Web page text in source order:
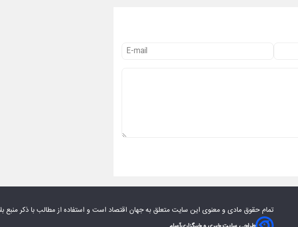
تمام حقوق مادی‌ و معنوی این سایت متعلق بهجهان اقتصاد است و استفاده از مطالب با ذکر منبع